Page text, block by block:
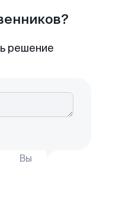
решение
Вы